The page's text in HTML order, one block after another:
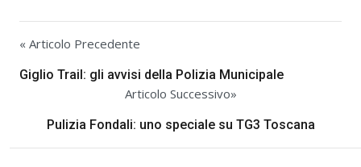
« Articolo Precedente
Giglio Trail: gli avvisi della Polizia Municipale
Articolo Successivo»
Pulizia Fondali: uno speciale su TG3 Toscana